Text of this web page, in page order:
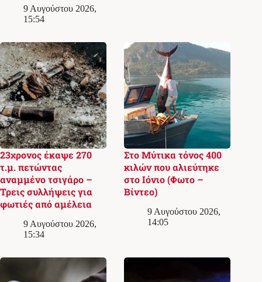
9 Αυγούστου 2026,
15:54
23χρονος έκαψε 270
τ.μ. πετώντας
αναμμένο τσιγάρο –
Τρεις συλλήψεις για
φωτιές από αμέλεια
9 Αυγούστου 2026,
15:34
Στο Μύτικα τόνος 400
κιλών που αλιεύτηκε
στο Ιόνιο (Φωτο –
Βίντεο)
9 Αυγούστου 2026,
14:05